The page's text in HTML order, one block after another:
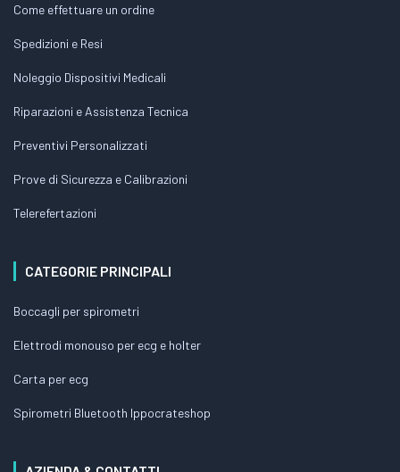
Come effettuare un ordine
Spedizioni e Resi
Noleggio Dispositivi Medicali
Riparazioni e Assistenza Tecnica
Preventivi Personalizzati
Prove di Sicurezza e Calibrazioni
Telerefertazioni
CATEGORIE PRINCIPALI
Boccagli per spirometri
Elettrodi monouso per ecg e holter
Carta per ecg
Spirometri Bluetooth Ippocrateshop